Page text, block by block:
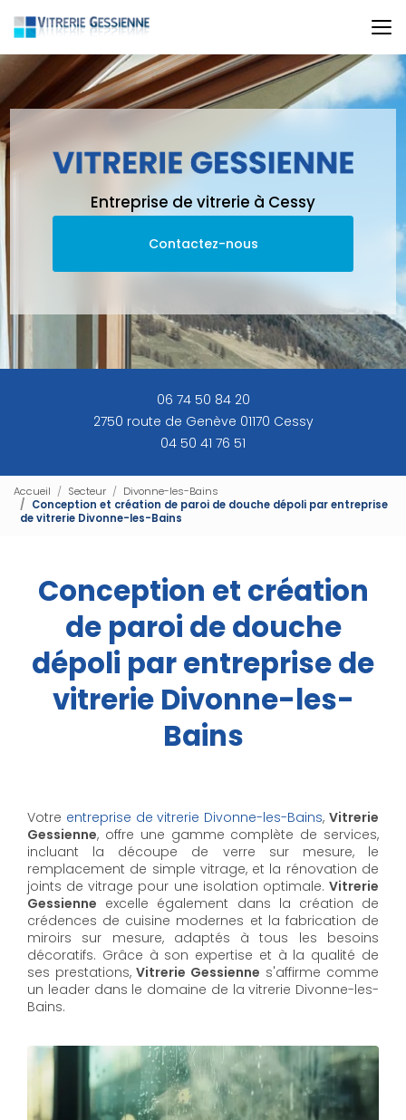
au
contenu
principal
Entreprise de vitrerie à Cessy
Contactez-nous
06 74 50 84 20
2750 route de Genève 01170 Cessy
04 50 41 76 51
Accueil Secteur
Divonne-les-Bains
Conception et création de paroi de douche dépoli par entreprise
de vitrerie Divonne-les-Bains
Conception et création
de paroi de douche
dépoli par entreprise de
vitrerie Divonne-les-
Bains
Votre entreprise de vitrerie Divonne-les-Bains,Vitrerie
Gessienne, offre une gamme complète de services,
incluant la découpe de verre sur mesure, le
remplacement de simple vitrage, et la rénovation de
joints de vitrage pour une isolation optimale. Vitrerie
Gessienne excelle également dans la création de
crédences de cuisine modernes et la fabrication de
miroirs sur mesure, adaptés à tous les besoins
décoratifs. Grâce à son expertise et à la qualité de
ses prestations, Vitrerie Gessienne s'affirme comme
un leader dans le domaine de la vitrerie Divonne-les-
Bains.